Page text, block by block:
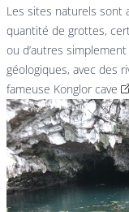
Les sites naturels sont
quantité de grottes,
ou d’autres
géologiques, avec des
fameuse Konglor cave